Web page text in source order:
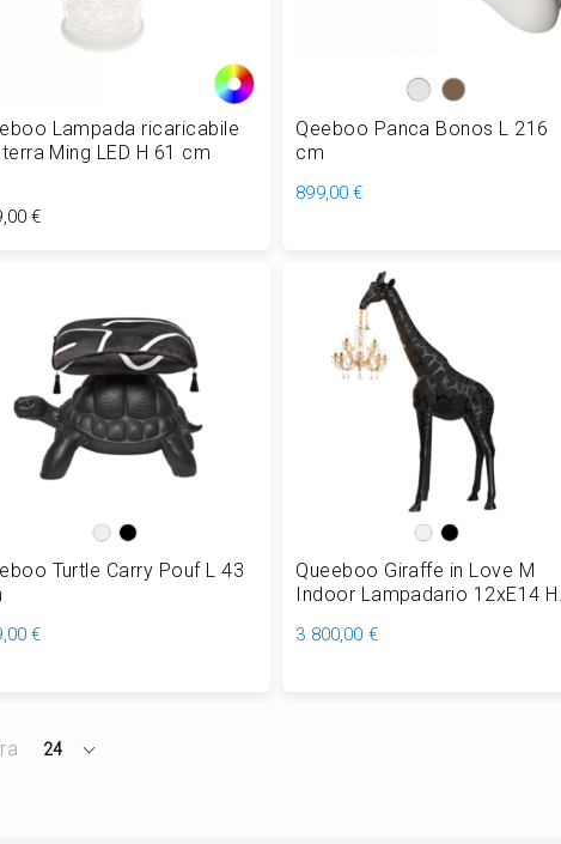
Lampada ricaricabile
Ming LED H 61 cm
€
Qeeboo Panca Bonos L 216
cm
899,00 €
Aggiungi al Carrello
Turtle Carry Pouf L 43
€
Queeboo Giraffe in Love M
Indoor Lampadario 12xE14 H
3.800,00 €
24